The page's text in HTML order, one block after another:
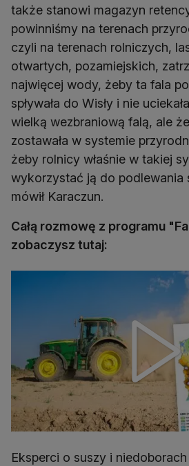
także stanowi magazyn
powinniśmy na terenach
czyli na terenach rolniczych,
otwartych, pozamiejskich,
najwięcej wody, żeby ta fala
spływała do Wisły i nie
wielką wezbraniową falą, ale
zostawała w systemie
żeby rolnicy właśnie w takiej
wykorzystać ją do podlewania
mówił Karaczun.
Całą rozmowę z programu
zobaczysz tutaj:
Eksperci o suszy i